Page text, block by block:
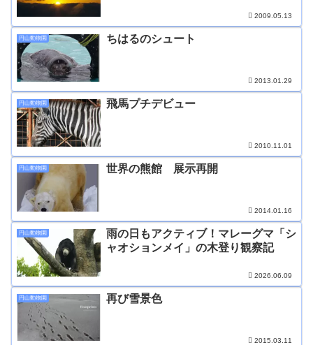
2009.05.13
円山動物園 ちはるのシュート
2013.01.29
円山動物園 飛馬プチデビュー
2010.11.01
円山動物園 世界の熊館 展示再開
2014.01.16
円山動物園
雨の日もアクティブ！マレーグマ「シ
ャオションメイ」の木登り観察記
2026.06.09
円山動物園 再び雪景色
2015.03.11